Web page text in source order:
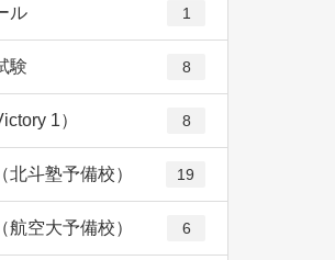
ル 1
験 8
1） 8
北斗塾予備校） 19
航空大予備校） 6